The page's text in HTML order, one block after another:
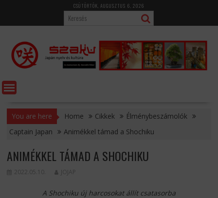
content
CSÜTÖRTÖK, AUGUSZTUS 6, 2026
You are here Home Cikkek
Élménybeszámolók
Captain Japan
Animékkel támad a Shochiku
ANIMÉKKEL TÁMAD A SHOCHIKU
2022.05.10. JOJAP
A Shochiku új harcosokat állít csatasorba